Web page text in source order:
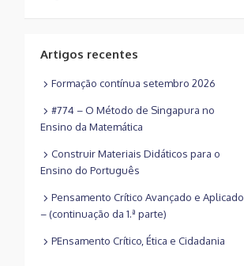
Artigos recentes
Formação contínua setembro 2026
#774 – O Método de Singapura no
Ensino da Matemática
Construir Materiais Didáticos para o
Ensino do Português
Pensamento Crítico Avançado e Aplicado
– (continuação da 1.ª parte)
PEnsamento Crítico, Ética e Cidadania